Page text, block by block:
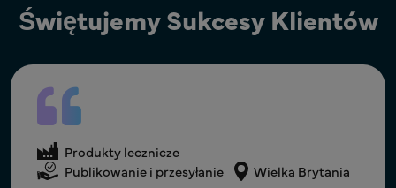
Świętujemy Sukcesy Klientów
Wyroby medyczne
Przygotowanie i składanie dokumentacji
USA
Produkty lecznicze
Publikowanie i przesyłanie
Wielka Brytania
Produkty lecznicze
Publikowanie i przesyłanie
Wielka Brytania